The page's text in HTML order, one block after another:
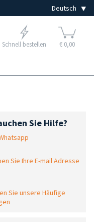
Schnell bestellen € 0,00
Sie Hilfe?
Sie Ihre E-mail Adresse
Sie unsere Häufige